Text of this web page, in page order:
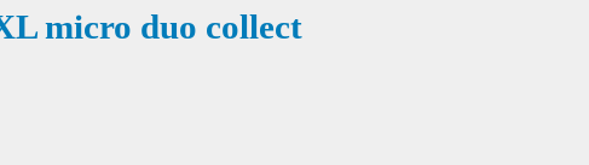
micro duo collect